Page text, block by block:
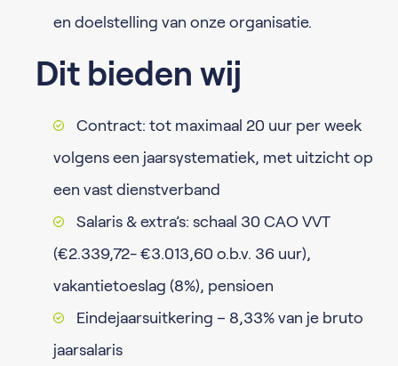
en doelstelling van onze organisatie.
Dit bieden wij
Contract: tot maximaal 20 uur per week
volgens een jaarsystematiek, met uitzicht op
een vast dienstverband
Salaris & extra’s: schaal 30 CAO VVT
(€2.339,72- €3.013,60 o.b.v. 36 uur),
vakantietoeslag (8%), pensioen
Eindejaarsuitkering – 8,33% van je bruto
jaarsalaris